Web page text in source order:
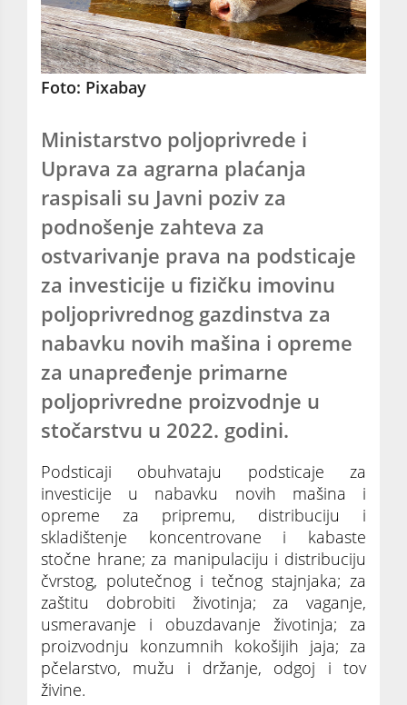
Foto: Pixabay
Ministarstvo poljoprivrede i
Uprava za agrarna plaćanja
raspisali su Javni poziv za
podnošenje zahteva za
ostvarivanje prava na podsticaje
za investicije u fizičku imovinu
poljoprivrednog gazdinstva za
nabavku novih mašina i opreme
za unapređenje primarne
poljoprivredne proizvodnje u
stočarstvu u 2022. godini.
Podsticaji obuhvataju podsticaje za
investicije u nabavku novih mašina i
opreme za pripremu, distribuciju i
skladištenje koncentrovane i kabaste
stočne hrane; za manipulaciju i distribuciju
čvrstog, polutečnog i tečnog stajnjaka; za
zaštitu dobrobiti životinja; za vaganje,
usmeravanje i obuzdavanje životinja; za
proizvodnju konzumnih kokošijih jaja; za
pčelarstvo, mužu i držanje, odgoj i tov
živine.